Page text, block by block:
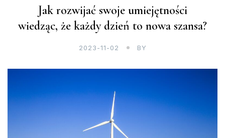
Jak rozwijać swoje umiejętności
wiedząc, że każdy dzień to nowa szansa?
2023-11-02 BY